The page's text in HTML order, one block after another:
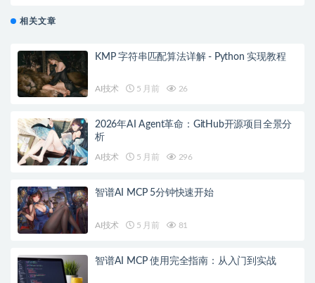
相关文章
KMP 字符串匹配算法详解 - Python 实现教程
AI技术 5 月前 26
2026年AI Agent革命：GitHub开源项目全景分
析
AI技术 5 月前 296
智谱AI MCP 5分钟快速开始
AI技术 5 月前 81
智谱AI MCP 使用完全指南：从入门到实战